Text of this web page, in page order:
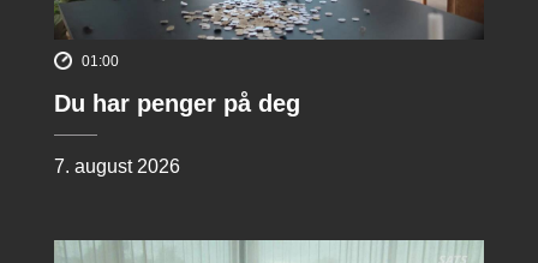
01:00
Du har penger på deg
7. august 2026